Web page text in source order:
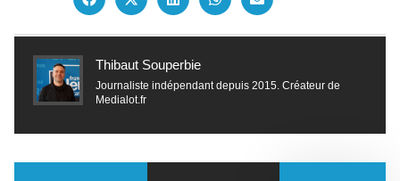
Thibaut Souperbie
Journaliste indépendant depuis 2015. Créateur de
Medialot.fr